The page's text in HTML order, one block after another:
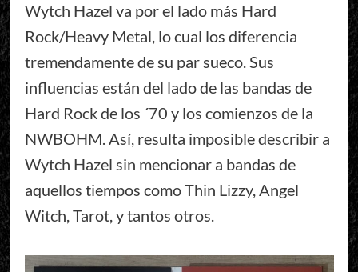
Wytch Hazel va por el lado más Hard
Rock/Heavy Metal, lo cual los diferencia
tremendamente de su par sueco. Sus
influencias están del lado de las bandas de
Hard Rock de los ´70 y los comienzos de la
NWBOHM. Así, resulta imposible describir a
Wytch Hazel sin mencionar a bandas de
aquellos tiempos como Thin Lizzy, Angel
Witch, Tarot, y tantos otros.